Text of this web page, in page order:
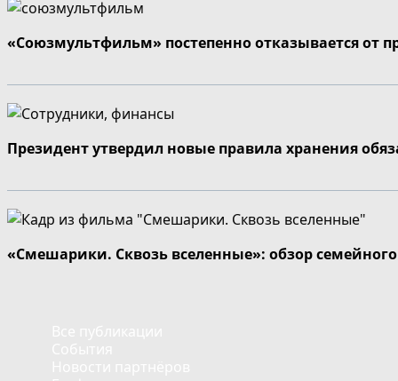
«Союзмультфильм» постепенно отказывается от
Президент утвердил новые правила хранения
«Смешарики. Сквозь вселенные»: обзор